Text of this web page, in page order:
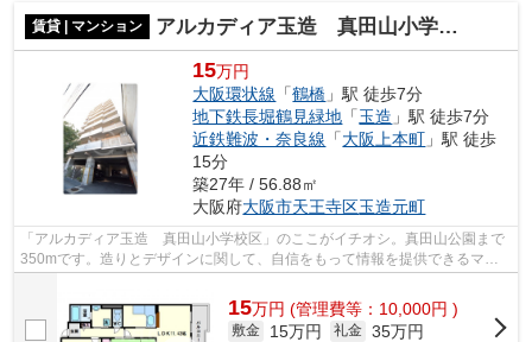
賃貸 | マンション アルカディア玉造 真田山小学校区
15万円
大阪環状線 「鶴橋 」駅 徒歩7分
地下鉄長堀鶴見緑地 「玉造 」駅 徒歩7分
近鉄難波・奈良線 「大阪上本町 」駅 徒歩
15分
築27年 / 56.88㎡
大阪府大阪市天王寺区玉造元町
「アルカディア玉造 真田山小学校区」のここがイチオシ。真田山公園まで
350mです。造りとデザインに関して、自信をもって情報を提供できるマン
15万円 (管理費等：10,000円 )
敷金 15万円 礼金 35万円